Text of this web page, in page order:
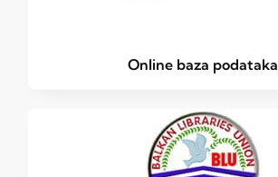
Online baza podataka